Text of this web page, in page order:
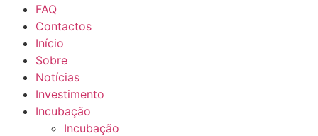
FAQ
Contactos
Início
Sobre
Notícias
Investimento
Incubação
Incubação